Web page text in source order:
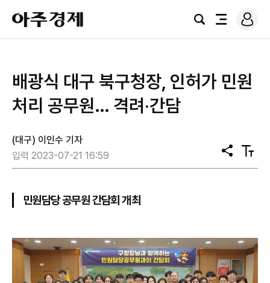
아
주
경
검
전
로
그
배광식 대구 북구청장, 인허가 민원
처리 공무원… 격려‧간담
(대구) 이인수 기자
입력 2023-07-21 16:59
공
유
텍
스
민원담당 공무원 간담회 개최